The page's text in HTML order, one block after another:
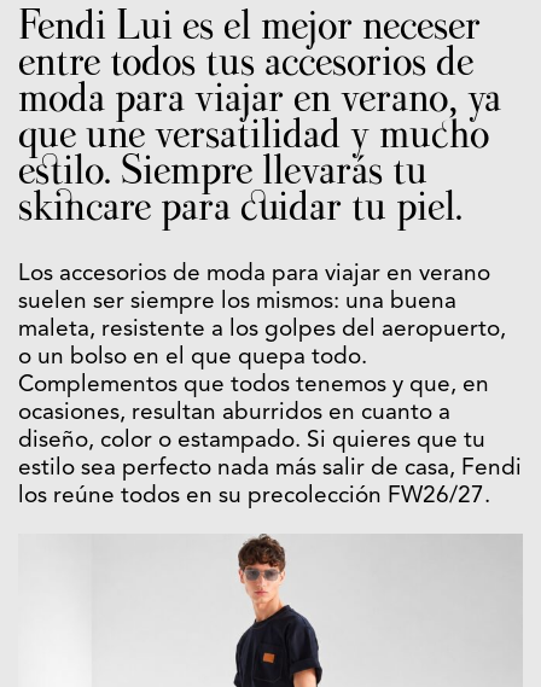
Fendi Lui es el mejor neceser
entre todos tus accesorios de
moda para viajar en verano, ya
que une versatilidad y mucho
estilo. Siempre llevarás tu
skincare para cuidar tu piel.
Los accesorios de moda para viajar en verano
suelen ser siempre los mismos: una buena
maleta, resistente a los golpes del aeropuerto,
o un bolso en el que quepa todo.
Complementos que todos tenemos y que, en
ocasiones, resultan aburridos en cuanto a
diseño, color o estampado. Si quieres que tu
estilo sea perfecto nada más salir de casa, Fendi
los reúne todos en su precolección FW26/27.